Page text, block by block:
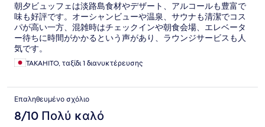
朝夕ビュッフェは淡路島食材やデザート、アルコールも豊富で
味も好評です。オーシャンビューや温泉、サウナも清潔でコス
パが高い一方、混雑時はチェックインや朝食会場、エレベータ
ー待ちに時間がかかるという声があり、ラウンジサービスも人
気です。
TAKAHITO, ταξίδι 1 διανυκτέρευσης
Επαληθευμένο σχόλιο
8/10 Πολύ καλό